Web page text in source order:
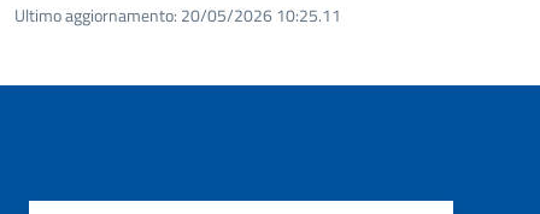
Ultimo aggiornamento: 20/05/2026 10:25.11